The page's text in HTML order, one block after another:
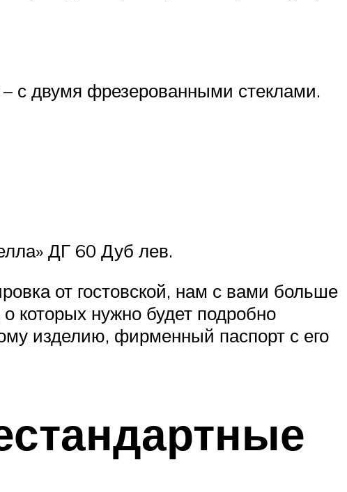
с двумя фрезерованными стеклами.
ДГ 60 Дуб лев.
от гостовской, нам с вами больше
которых нужно будет подробно
изделию, фирменный паспорт с его